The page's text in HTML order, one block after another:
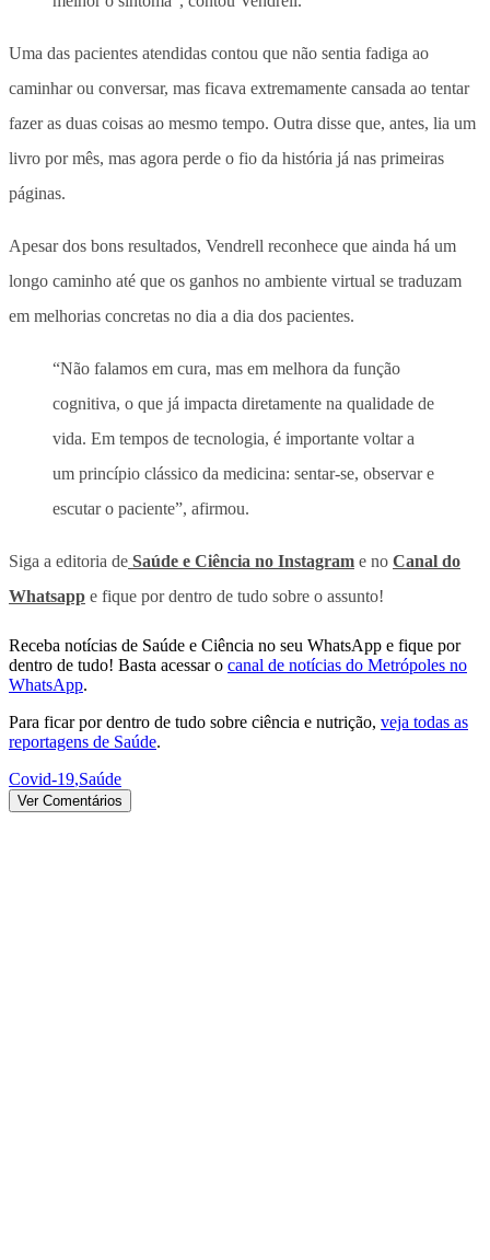
Uma das pacientes atendidas contou que não sentia fadiga ao
caminhar ou conversar, mas ficava extremamente cansada ao tentar
fazer as duas coisas ao mesmo tempo. Outra disse que, antes, lia um
livro por mês, mas agora perde o fio da história já nas primeiras
páginas.
Apesar dos bons resultados, Vendrell reconhece que ainda há um
longo caminho até que os ganhos no ambiente virtual se traduzam
em melhorias concretas no dia a dia dos pacientes.
“Não falamos em cura, mas em melhora da função
cognitiva, o que já impacta diretamente na qualidade de
vida. Em tempos de tecnologia, é importante voltar a
um princípio clássico da medicina: sentar-se, observar e
escutar o paciente”, afirmou.
Siga a editoria de Saúde e Ciência no Instagram e no Canal do
Whatsapp e fique por dentro de tudo sobre o assunto!
Receba notícias de Saúde e Ciência no seu WhatsApp e fique por
dentro de tudo! Basta acessar o canal de notícias do Metrópoles no
WhatsApp.
Para ficar por dentro de tudo sobre ciência e nutrição, veja todas as
reportagens de Saúde.
Covid-19,Saúde
Ver Comentários